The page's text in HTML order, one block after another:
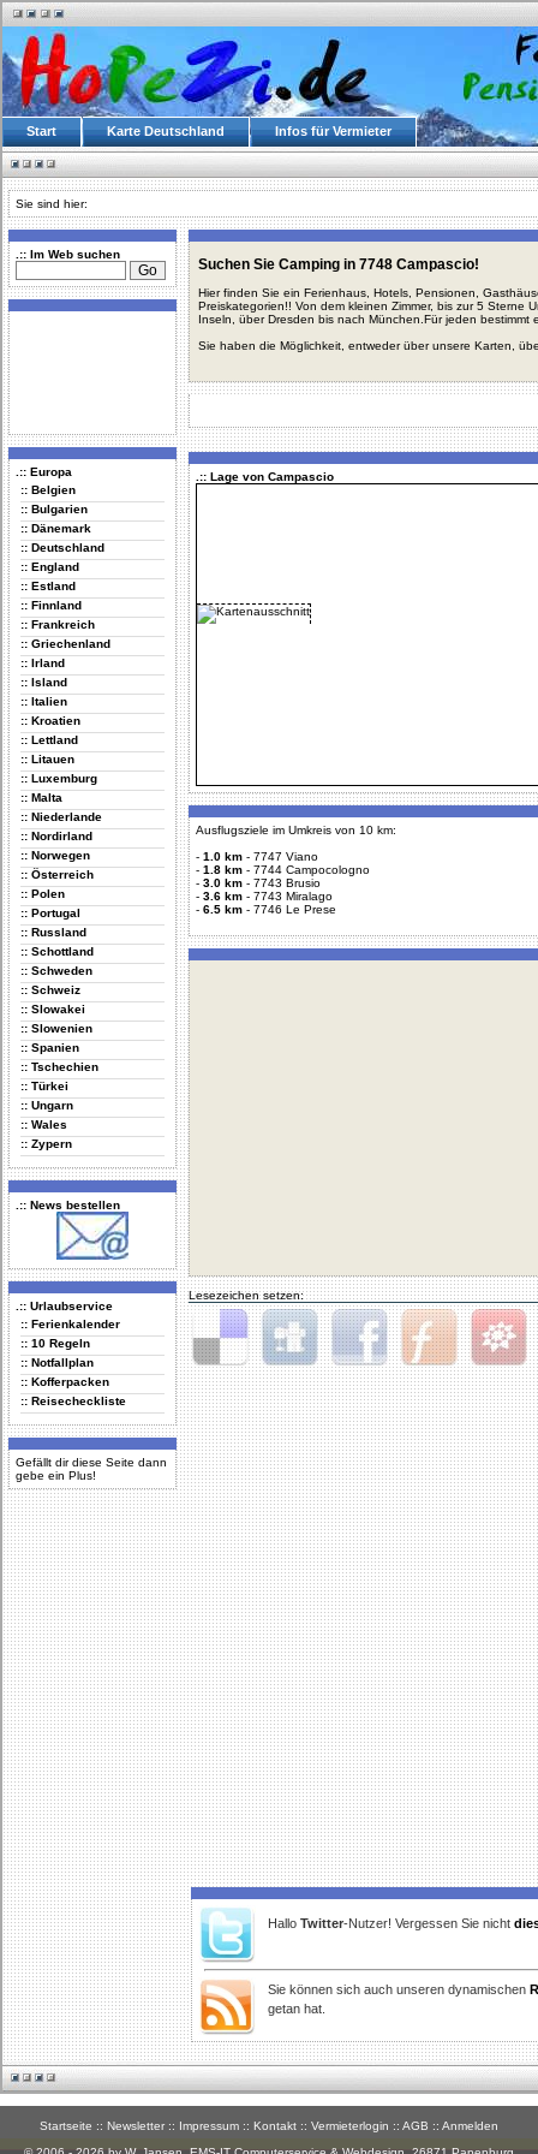
Start Karte Deutschland Infos für Vermieter
Sie sind hier:
.:: Im Web suchen
.:: Europa
:: Belgien
:: Bulgarien
:: Dänemark
:: Deutschland
:: England
:: Estland
:: Finnland
:: Frankreich
:: Griechenland
:: Irland
:: Island
:: Italien
:: Kroatien
:: Lettland
:: Litauen
:: Luxemburg
:: Malta
:: Niederlande
:: Nordirland
:: Norwegen
:: Österreich
:: Polen
:: Portugal
:: Russland
:: Schottland
:: Schweden
:: Schweiz
:: Slowakei
:: Slowenien
:: Spanien
:: Tschechien
:: Türkei
:: Ungarn
:: Wales
:: Zypern
.:: News bestellen
.:: Urlaubservice
:: Ferienkalender
:: 10 Regeln
:: Notfallplan
:: Kofferpacken
:: Reisecheckliste
Gefällt dir diese Seite dann
gebe ein Plus!
Suchen Sie Camping in 7748 Campascio!
Hier finden Sie ein Ferienhaus, Hotels, Pensionen,
Preiskategorien!! Von dem kleinen Zimmer, bis zur 5 Sterne
Inseln, über Dresden bis nach München.Für jeden bestimmt
Sie haben die Möglichkeit, entweder über unsere Karten,
.:: Lage von Campascio
Ausflugsziele im Umkreis von 10 km:
- 1.0 km - 7747 Viano
- 1.8 km - 7744 Campocologno
- 3.0 km - 7743 Brusio
- 3.6 km - 7743 Miralago
- 6.5 km - 7746 Le Prese
Lesezeichen setzen:
Delicious Digg Facebook Furl StudiVZ
Hallo Twitter-Nutzer! Vergessen Sie nicht
Sie können sich auch unseren dynamischen
getan hat.
Startseite :: Newsletter :: Impressum :: Kontakt :: Vermieterlogin :: AGB :: Anmelden